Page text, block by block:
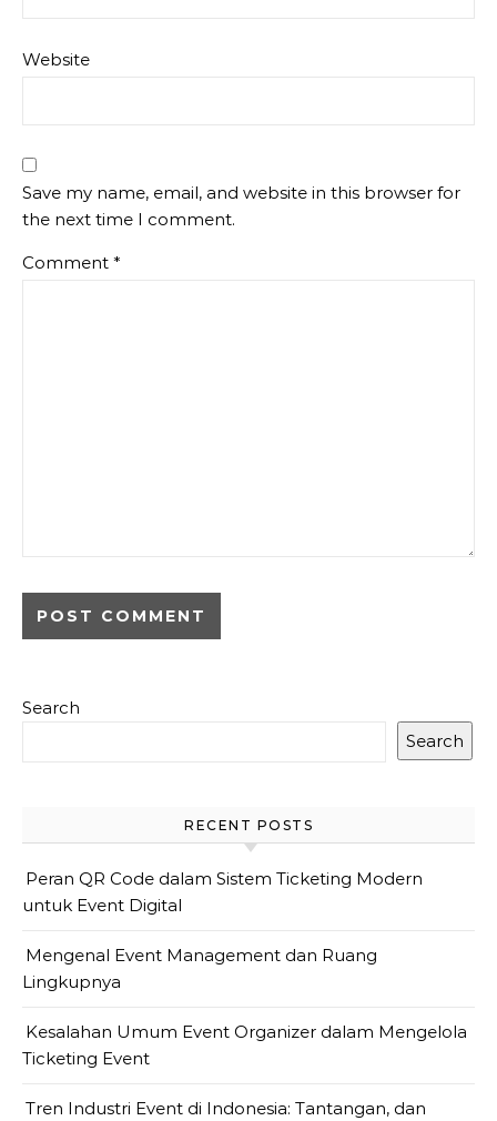
Website
Save my name, email, and website in this browser for
the next time I comment.
Comment *
Search
Search
RECENT POSTS
Peran QR Code dalam Sistem Ticketing Modern
untuk Event Digital
Mengenal Event Management dan Ruang
Lingkupnya
Kesalahan Umum Event Organizer dalam Mengelola
Ticketing Event
Tren Industri Event di Indonesia: Tantangan, dan